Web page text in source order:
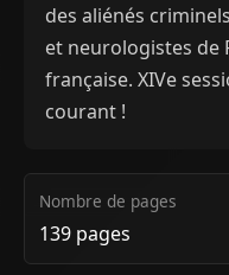
des aliénés
et neurologistes de
française. XIVe
courant !
Nombre de pages
139 pages